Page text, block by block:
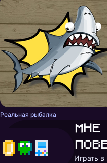
Реальная рыбалка
Мне
Играть в